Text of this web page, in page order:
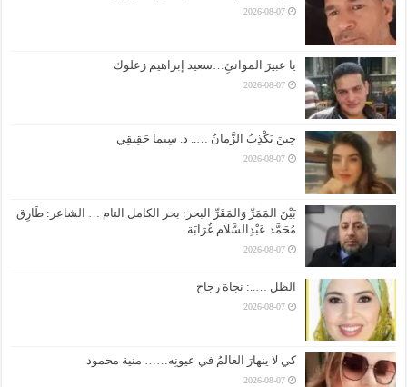
2026-08-07
يا عبيرَ الموانئِ…سعيد إبراهيم زعلوك
2026-08-07
حِينَ يَكْذِبُ الزَّمانُ ….. د. سِيما حَقِيقِي
2026-08-07
بَيْنَ المَمَرِّ وَالمَقَرِّ البحر: بحر الكامل التام … الشاعر: طَارِق
مُحَمَّد عَبْدِالسَّلَام غُرَابَة
2026-08-07
الظل …..: نجاة رجاح
2026-08-07
كي لا ينهارَ العالمُ في عيونِه…… منية محمود
2026-08-07